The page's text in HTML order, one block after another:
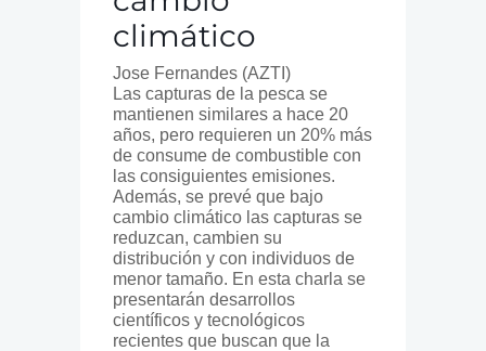
climático
Jose Fernandes (AZTI)
Las capturas de la pesca se
mantienen similares a hace 20
años, pero requieren un 20% más
de consume de combustible con
las consiguientes emisiones.
Además, se prevé que bajo
cambio climático las capturas se
reduzcan, cambien su
distribución y con individuos de
menor tamaño. En esta charla se
presentarán desarrollos
científicos y tecnológicos
recientes que buscan que la